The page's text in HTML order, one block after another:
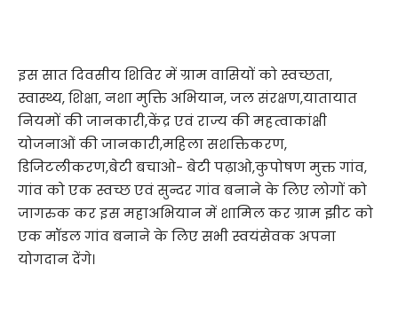
इस सात दिवसीय शिविर में ग्राम वासियों को स्वच्छता,
स्वास्थ्य, शिक्षा, नशा मुक्ति अभियान, जल संरक्षण,यातायात
नियमों की जानकारी,केंद्र एवं राज्य की महत्वाकांक्षी
योजनाओं की जानकारी,महिला सशक्तिकरण,
डिजिटलीकरण,बेटी बचाओ- बेटी पढ़ाओ,कुपोषण मुक्त गांव,
गांव को एक स्वच्छ एवं सुन्दर गांव बनाने के लिए लोगों को
जागरुक कर इस महाअभियान में शामिल कर ग्राम झीट को
एक मॉडल गांव बनाने के लिए सभी स्वयंसेवक अपना
योगदान देंगे।